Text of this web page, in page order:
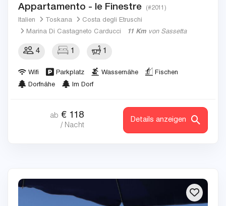
Appartamento - le Finestre (#2011)
Italien Toskana
Costa degli Etruschi
Marina Di Castagneto Carducci
11 Km von Sassetta
4 1 1
Wifi Parkplatz Wassernähe
Fischen
Dorfnähe
Im Dorf
ab € 118
/ Nacht
Details anzeigen